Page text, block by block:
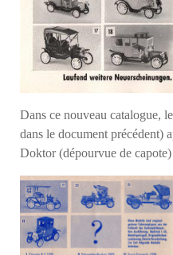
Dans ce nouveau catalogue,
dans le document précédent)
Doktor (dépourvue de